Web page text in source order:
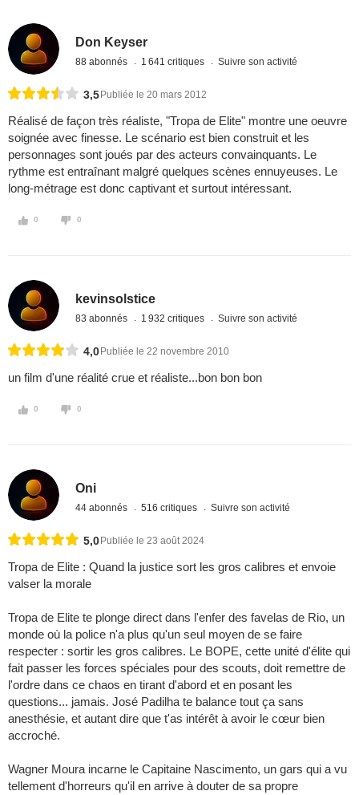
Don Keyser
88 abonnés 1 641 critiques Suivre son activité
3,5 Publiée le 20 mars 2012
Réalisé de façon très réaliste, "Tropa de Elite" montre une oeuvre
soignée avec finesse. Le scénario est bien construit et les
personnages sont joués par des acteurs convainquants. Le
rythme est entraînant malgré quelques scènes ennuyeuses. Le
long-métrage est donc captivant et surtout intéressant.
0 0
kevinsolstice
83 abonnés 1 932 critiques Suivre son activité
4,0 Publiée le 22 novembre 2010
un film d'une réalité crue et réaliste...bon bon bon
0 0
Oni
44 abonnés 516 critiques Suivre son activité
5,0 Publiée le 23 août 2024
Tropa de Elite : Quand la justice sort les gros calibres et envoie
valser la morale
Tropa de Elite te plonge direct dans l'enfer des favelas de Rio, un
monde où la police n'a plus qu'un seul moyen de se faire
respecter : sortir les gros calibres. Le BOPE, cette unité d'élite qui
fait passer les forces spéciales pour des scouts, doit remettre de
l'ordre dans ce chaos en tirant d'abord et en posant les
questions... jamais. José Padilha te balance tout ça sans
anesthésie, et autant dire que t'as intérêt à avoir le cœur bien
accroché.
Wagner Moura incarne le Capitaine Nascimento, un gars qui a vu
tellement d'horreurs qu'il en arrive à douter de sa propre